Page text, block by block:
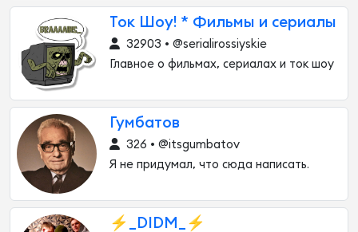
Ток Шоу! * Фильмы и сериалы
32903 • @serialirossiyskie
Главное о фильмах, сериалах и ток шоу
Гумбатов
326 • @itsgumbatov
Я не придумал, что сюда написать.
⚡️_DIDM_⚡️